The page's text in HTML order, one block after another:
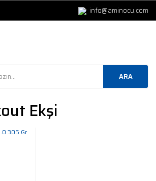
info@aminocu.com
ARA
Ekşi